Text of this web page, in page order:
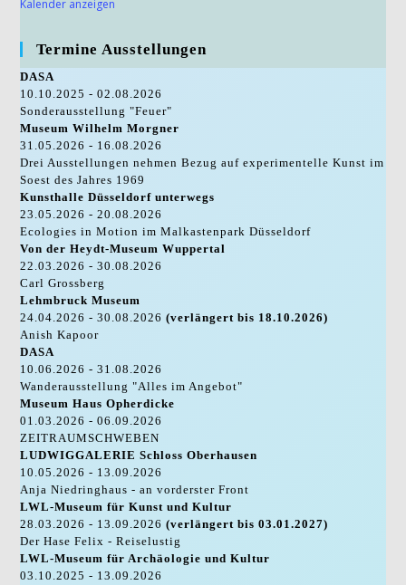
Kalender anzeigen
Termine Ausstellungen
DASA
10.10.2025 - 02.08.2026
Sonderausstellung "Feuer"
Museum Wilhelm Morgner
31.05.2026 - 16.08.2026
Drei Ausstellungen nehmen Bezug auf experimentelle Kunst im
Soest des Jahres 1969
Kunsthalle Düsseldorf unterwegs
23.05.2026 - 20.08.2026
Ecologies in Motion im Malkastenpark Düsseldorf
Von der Heydt-Museum Wuppertal
22.03.2026 - 30.08.2026
Carl Grossberg
Lehmbruck Museum
24.04.2026 - 30.08.2026(verlängert bis 18.10.2026)
Anish Kapoor
DASA
10.06.2026 - 31.08.2026
Wanderausstellung "Alles im Angebot"
Museum Haus Opherdicke
01.03.2026 - 06.09.2026
ZEITRAUMSCHWEBEN
LUDWIGGALERIE Schloss Oberhausen
10.05.2026 - 13.09.2026
Anja Niedringhaus - an vorderster Front
LWL-Museum für Kunst und Kultur
28.03.2026 - 13.09.2026(verlängert bis 03.01.2027)
Der Hase Felix - Reiselustig
LWL-Museum für Archäologie und Kultur
03.10.2025 - 13.09.2026